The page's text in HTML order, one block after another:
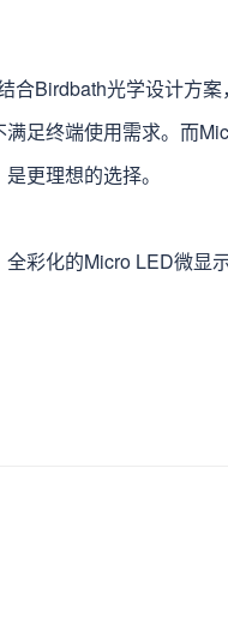
合Birdbath光学设计方
足终端使用需求。而
更理想的选择。
彩化的Micro LED微